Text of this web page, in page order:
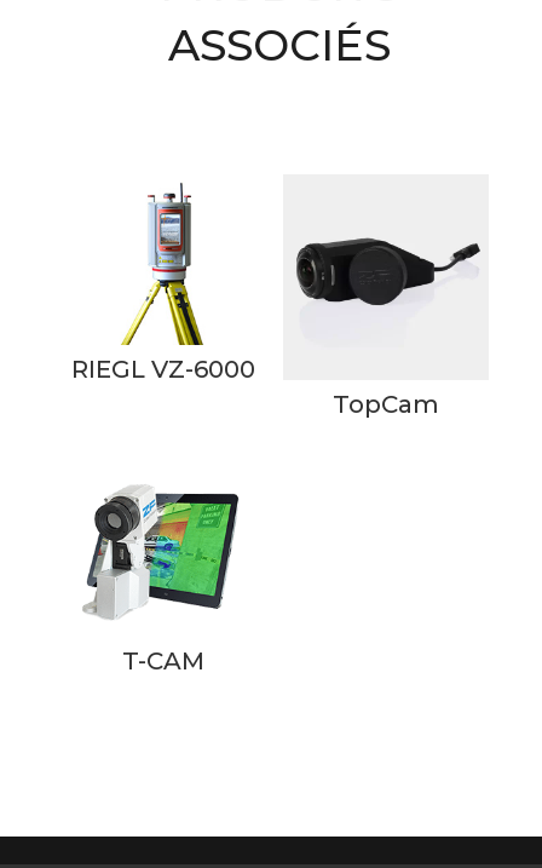
ASSOCIÉS
RIEGL VZ-6000
TopCam
T-CAM